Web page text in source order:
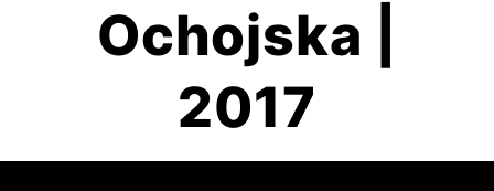
Ochojska |
2017